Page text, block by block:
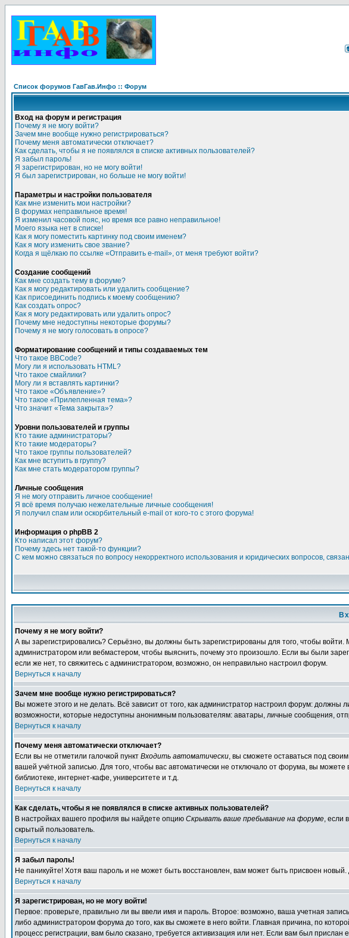
Список форумов ГавГав.Инфо :: Форум
Вход на форум и регистрация
Почему я не могу войти?
Зачем мне вообще нужно регистрироваться?
Почему меня автоматически отключает?
Как сделать, чтобы я не появлялся в списке активных пользователей?
Я забыл пароль!
Я зарегистрирован, но не могу войти!
Я был зарегистрирован, но больше не могу войти!
Параметры и настройки пользователя
Как мне изменить мои настройки?
В форумах неправильное время!
Я изменил часовой пояс, но время все равно неправильное!
Моего языка нет в списке!
Как я могу поместить картинку под своим именем?
Как я могу изменить свое звание?
Когда я щёлкаю по ссылке «Отправить e-mail», от меня требуют войти?
Создание сообщений
Как мне создать тему в форуме?
Как я могу редактировать или удалить сообщение?
Как присоединить подпись к моему сообщению?
Как создать опрос?
Как я могу редактировать или удалить опрос?
Почему мне недоступны некоторые форумы?
Почему я не могу голосовать в опросе?
Форматирование сообщений и типы создаваемых тем
Что такое BBCode?
Могу ли я использовать HTML?
Что такое смайлики?
Могу ли я вставлять картинки?
Что такое «Объявление»?
Что такое «Прилепленная тема»?
Что значит «Тема закрыта»?
Уровни пользователей и группы
Кто такие администраторы?
Кто такие модераторы?
Что такое группы пользователей?
Как мне вступить в группу?
Как мне стать модератором группы?
Личные сообщения
Я не могу отправить личное сообщение!
Я всё время получаю нежелательные личные сообщения!
Я получил спам или оскорбительный e-mail от кого-то с этого форума!
Информация о phpBB 2
Кто написал этот форум?
Почему здесь нет такой-то функции?
С кем можно связаться по вопросу некорректного использования и юридических вопросов,
Почему я не могу войти?
А вы зарегистрировались? Серьёзно, вы должны быть зарегистрированы для того, чтобы
администратором или вебмастером, чтобы выяснить, почему это произошло. Если вы были
если же нет, то свяжитесь с администратором, возможно, он неправильно настроил форум.
Вернуться к началу
Зачем мне вообще нужно регистрироваться?
Вы можете этого и не делать. Всё зависит от того, как администратор настроил форум:
возможности, которые недоступны анонимным пользователям: аватары, личные сообщения,
Вернуться к началу
Почему меня автоматически отключает?
Если вы не отметили галочкой пункт Входить автоматически, вы сможете оставаться под
вашей учётной записью. Для того, чтобы вас автоматически не отключало от форума, вы можете
библиотеке, интернет-кафе, университете и т.д.
Вернуться к началу
Как сделать, чтобы я не появлялся в списке активных пользователей?
В настройках вашего профиля вы найдете опцию Скрывать ваше пребывание на форуме, если
скрытый пользователь.
Вернуться к началу
Я забыл пароль!
Не паникуйте! Хотя ваш пароль и не может быть восстановлен, вам может быть присвоен новый.
Вернуться к началу
Я зарегистрирован, но не могу войти!
Первое: проверьте, правильно ли вы ввели имя и пароль. Второе: возможно, ваша учетная
либо администратором форума до того, как вы сможете в него войти. Главная причина, по
процесс регистрации, вам было сказано, требуется активизация или нет. Если вам был